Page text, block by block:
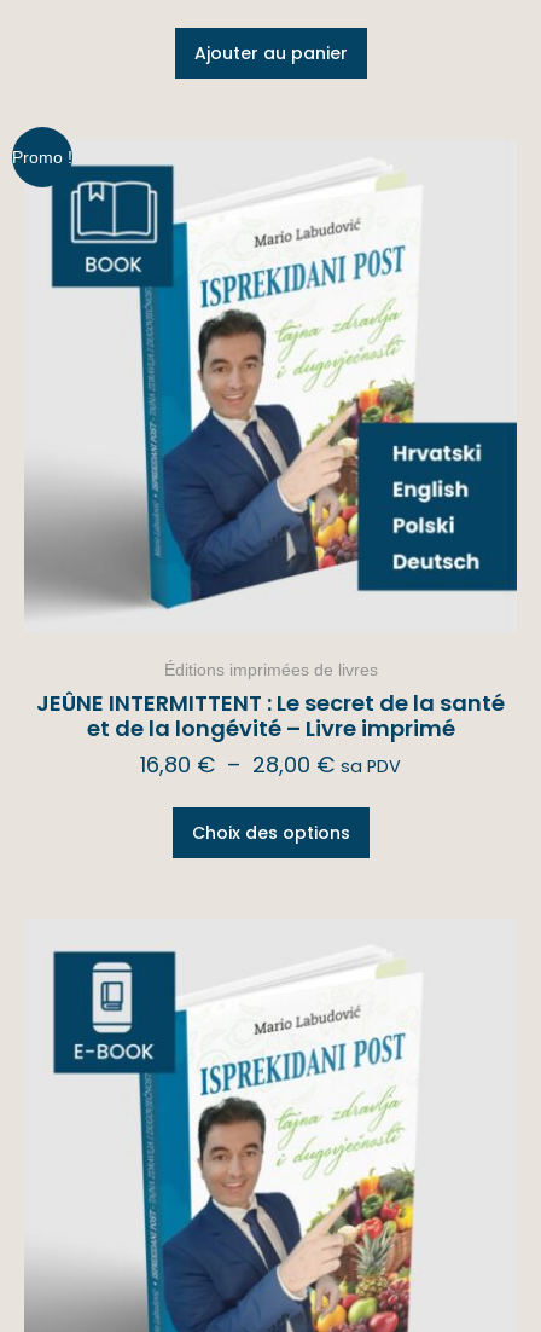
Ajouter au panier
Promo !
Éditions imprimées de livres
JEÛNE INTERMITTENT : Le secret de la santé
et de la longévité – Livre imprimé
16,80 € – 28,00 € sa PDV
Choix des options